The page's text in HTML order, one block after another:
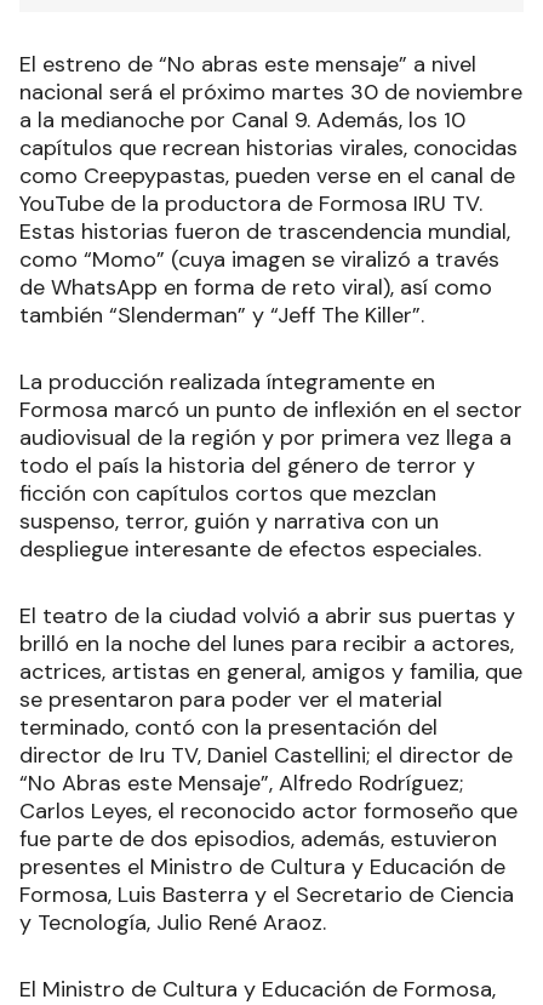
El estreno de “No abras este mensaje” a nivel
nacional será el próximo martes 30 de noviembre
a la medianoche por Canal 9. Además, los 10
capítulos que recrean historias virales, conocidas
como Creepypastas, pueden verse en el canal de
YouTube de la productora de Formosa IRU TV.
Estas historias fueron de trascendencia mundial,
como “Momo” (cuya imagen se viralizó a través
de WhatsApp en forma de reto viral), así como
también “Slenderman” y “Jeff The Killer”.
La producción realizada íntegramente en
Formosa marcó un punto de inflexión en el sector
audiovisual de la región y por primera vez llega a
todo el país la historia del género de terror y
ficción con capítulos cortos que mezclan
suspenso, terror, guión y narrativa con un
despliegue interesante de efectos especiales.
El teatro de la ciudad volvió a abrir sus puertas y
brilló en la noche del lunes para recibir a actores,
actrices, artistas en general, amigos y familia, que
se presentaron para poder ver el material
terminado, contó con la presentación del
director de Iru TV, Daniel Castellini; el director de
“No Abras este Mensaje”, Alfredo Rodríguez;
Carlos Leyes, el reconocido actor formoseño que
fue parte de dos episodios, además, estuvieron
presentes el Ministro de Cultura y Educación de
Formosa, Luis Basterra y el Secretario de Ciencia
y Tecnología, Julio René Araoz.
El Ministro de Cultura y Educación de Formosa,